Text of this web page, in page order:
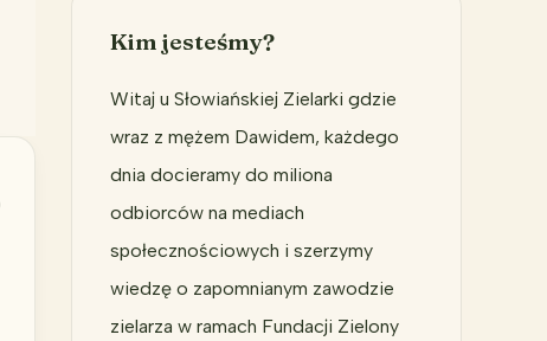
Kim jesteśmy?
Witaj u Słowiańskiej Zielarki gdzie
wraz z mężem Dawidem, każdego
dnia docieramy do miliona
odbiorców na mediach
społecznościowych i szerzymy
wiedzę o zapomnianym zawodzie
zielarza w ramach Fundacji Zielony